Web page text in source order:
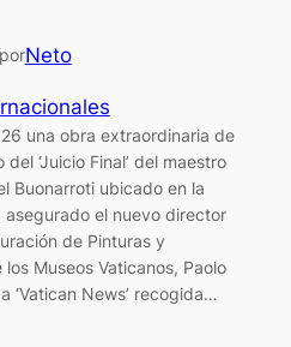
Neto
una obra extraordinaria de
‘Juicio Final’ del maestro
Buonarroti ubicado en la
asegurado el nuevo director
de Pinturas y
Museos Vaticanos, Paolo
‘Vatican News’ recogida…